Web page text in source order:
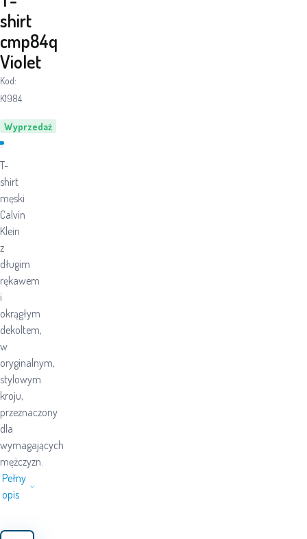
Wyprzedaż
shirt
cmp84q
Violet
Kod:
K1984
T-
shirt
męski
Calvin
Klein
z
długim
rękawem
i
okrągłym
dekoltem,
w
oryginalnym,
stylowym
kroju,
przeznaczony
dla
wymagających
mężczyzn.
Pełny
opis